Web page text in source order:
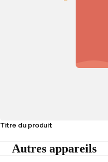
Titre du produit
Autres appareils